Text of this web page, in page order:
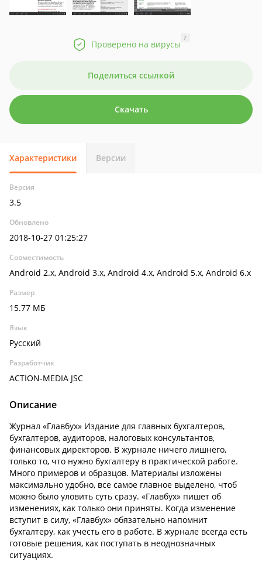
Проверено на вирусы
?
Поделиться ссылкой
Скачать
Характеристики Версии
Версия
3.5
Обновлено
2018-10-27 01:25:27
Совместимость
Android 2.x, Android 3.x, Android 4.x, Android 5.x, Android 6.x
Размер
15.77 МБ
Язык
Русский
Разработчик
ACTION-MEDIA JSC
Описание
Журнал «Главбух» Издание для главных бухгалтеров,
бухгалтеров, аудиторов, налоговых консультантов,
финансовых директоров. В журнале ничего лишнего,
только то, что нужно бухгалтеру в практической работе.
Много примеров и образцов. Материалы изложены
максимально удобно, все самое главное выделено, чтоб
можно было уловить суть сразу. «Главбух» пишет об
изменениях, как только они приняты. Когда изменение
вступит в силу, «Главбух» обязательно напомнит
бухгалтеру, как учесть его в работе. В журнале всегда есть
готовые решения, как поступать в неоднозначных
ситуациях.